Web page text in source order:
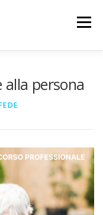
Menu
alla persona